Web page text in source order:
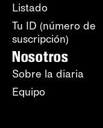
Listado
Tu ID (número de
suscripción)
Nosotros
Sobre la diaria
Equipo